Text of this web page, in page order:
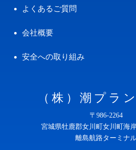
よくあるご質問
会社概要
安全への取り組み
（株）潮プラ
〒986-2264
宮城県牡鹿郡女川町女川町海
離島航路ターミナ